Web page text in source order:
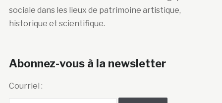
Abonnez-vous à la newsletter